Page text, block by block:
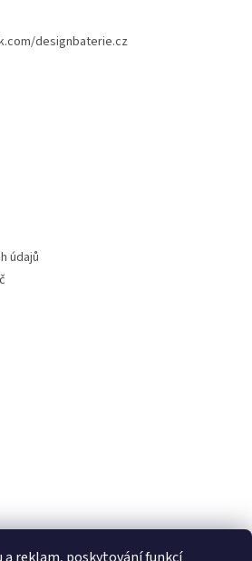
designbaterie.cz
údajů